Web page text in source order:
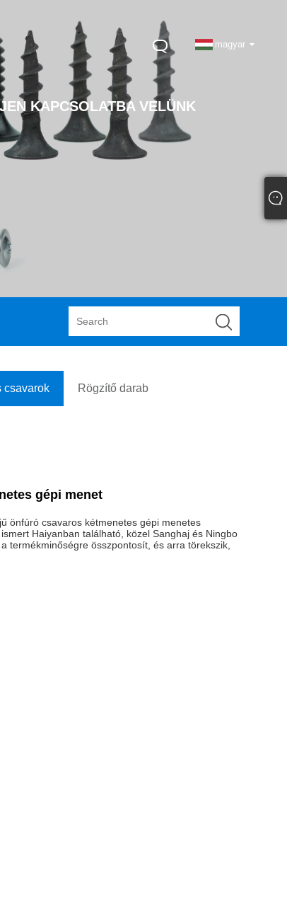
magyar
KAPCSOLATBA VELÜNK
csavarok Rögzítő darab
gépi menet
önfúró csavaros kétmenetes gépi menetes
Haiyanban található, közel Sanghaj és Ningbo
termékminőségre összpontosít, és arra törekszik,